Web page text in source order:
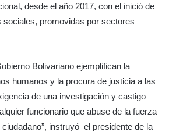
desde el año 2017, con el inició de
sociales, promovidas por sectores
Bolivariano ejemplifican la
humanos y la procura de justicia a las
de una investigación y castigo
funcionario que abuse de la fuerza
instruyó el presidente de la